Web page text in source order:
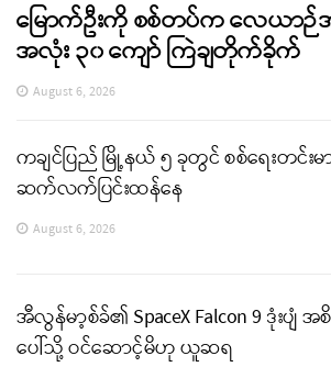
မြောက်ဦးကို စစ်တပ်က လေယာဉ်အု
အလုံး ၃၀ ကျော် ကြဲချတိုက်ခိုက်
August 6, 2026
ကချင်ပြည် မြို့နယ် ၅ ခုတွင် စစ်ရေးတင်းမ
ဆက်လက်ပြင်းထန်နေ
August 6, 2026
အီလွန်မာ့စ်ခ်၏ SpaceX Falcon 9 ဒုံးပျံ
ပေါ်သို့ ဝင်ဆောင့်မိဟု ယူဆရ